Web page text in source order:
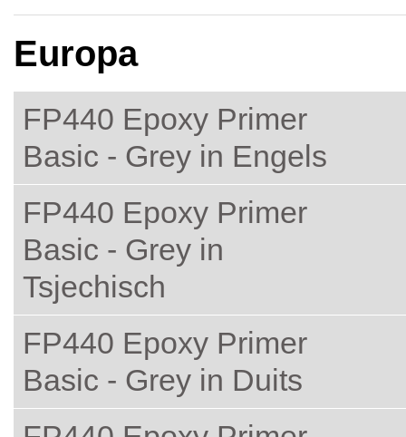
Europa
FP440 Epoxy Primer
Basic - Grey in Engels
FP440 Epoxy Primer
Basic - Grey in
Tsjechisch
FP440 Epoxy Primer
Basic - Grey in Duits